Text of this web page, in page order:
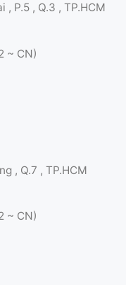
P.5 , Q.3 , TP.HCM
~ CN)
, Q.7 , TP.HCM
~ CN)